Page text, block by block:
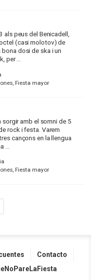
peus del Benicadell,
(casi molotov) de
dosi de ska i un
per ...
Fiesta mayor
sorgir amb el somni de 5
rock i festa. Varem
cançons en la llengua
Fiesta mayor
Contacto